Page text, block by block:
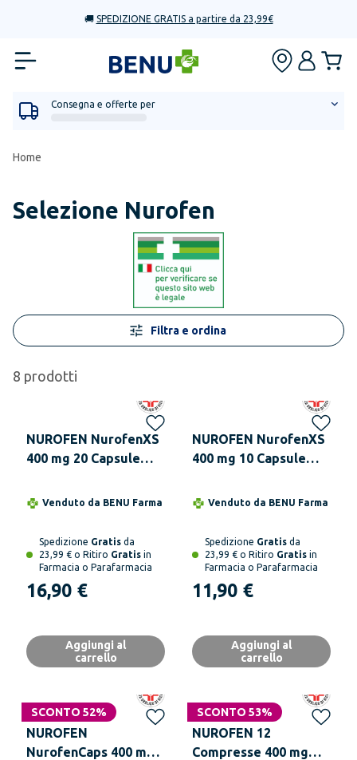
🚚 SPEDIZIONE GRATIS a partire da 23,99€
Consegna e offerte per
Home
Selezione Nurofen
Filtra e ordina
8 prodotti
NUROFEN NurofenXS
400 mg 20 Capsule
Venduto da BENU Farma
Spedizione Gratis da
23,99 € o Ritiro Gratis in
Farmacia o Parafarmacia
16,90 €
Aggiungi al
carrello
NUROFEN NurofenXS
400 mg 10 Capsule
Venduto da BENU Farma
Spedizione Gratis da
23,99 € o Ritiro Gratis in
Farmacia o Parafarmacia
11,90 €
Aggiungi al
carrello
SCONTO 52%
NUROFEN
NurofenCaps 400 mg
SCONTO 53%
NUROFEN 12
Compresse 400 mg